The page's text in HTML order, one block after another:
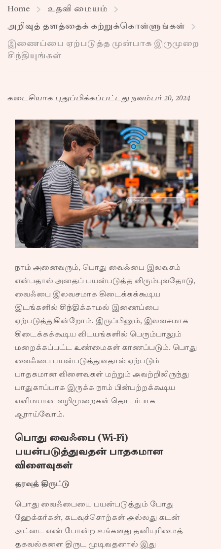
Home உதவி மையம்
அறிவுத் தளத்தைக் கற்றுக்கொள்ளுங்கள்
இணைப்பை ஏற்படுத்த முன்பாக இருமுறை
சிந்தியுங்கள்
கடைசியாக புதுப்பிக்கப்பட்டது நவம்பர் 20, 2024
நாம் அனைவரும், பொது வைஃபை இலவசம்
என்பதால் அதைப் பயன்படுத்த விரும்புவதோடு,
வைஃபை இலவசமாக கிடைக்கக்கூடிய
இடங்களில் சிந்திக்காமல் இணைப்பை​
ஏற்படுத்துகின்றோம். இருப்பினும், இலவசமாக
கிடைக்கக்கூடிய விடயங்களில் பெரும்பாலும்
மறைக்கப்பட்ட உண்மைகள் காணப்படும். பொது
வைஃபை பயன்படுத்துவதால் ஏற்படும்
பாதகமான விளைவுகள் மற்றும் அவற்றிலிருந்து
பாதுகாப்பாக இருக்க நாம் பின்பற்றக்கூடிய
எளிமயான வழிமுறைகள் தொடர்பாக
ஆராய்வோம்.
பொது வைஃபை (Wi-Fi)
பயன்படுத்துவதன் பாதகமான
விளைவுகள்
தரவுத் திருட்டு
பொது வைஃபையை பயன்படுத்தும்​ போது
ஹேக்கர்கள், கடவுச்சொற்கள் அல்லது கடன்
அட்டை எண் போன்ற உங்களது தனியுரிமைத்
தகவல்களை திருட முடிவதனால் இது